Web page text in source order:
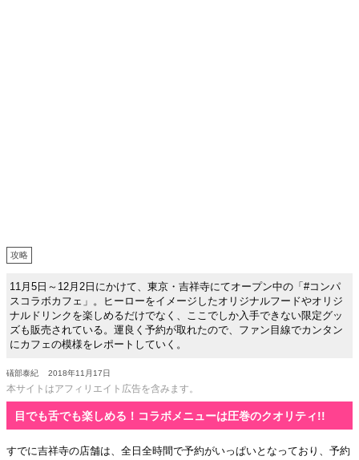
攻略
11月5日～12月2日にかけて、東京・吉祥寺にてオープン中の「#コンパ
スコラボカフェ」。ヒーローをイメージしたオリジナルフードやオリジ
ナルドリンクを楽しめるだけでなく、ここでしか入手できない限定グッ
ズも販売されている。運良く予約が取れたので、ファン目線でカンタン
にカフェの模様をレポートしていく。
礒部泰紀 2018年11月17日
本サイトはアフィリエイト広告を含みます。
目でも舌でも楽しめる！コラボメニューは圧巻のクオリティ!!
すでに吉祥寺の店舗は、全日全時間で予約がいっぱいとなっており、予約